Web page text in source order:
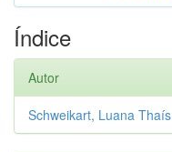
Índice
Autor
Schweikart, Luana Thaís